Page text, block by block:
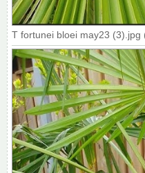
T fortunei bloei may23